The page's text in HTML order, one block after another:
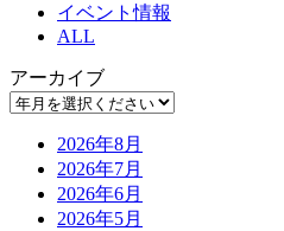
イベント情報
ALL
アーカイブ
2026年8月
2026年7月
2026年6月
2026年5月